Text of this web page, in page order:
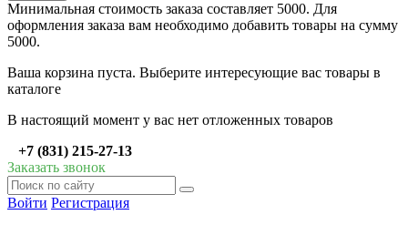
Минимальная стоимость заказа составляет 5000. Для
оформления заказа вам необходимо добавить товары на сумму
5000.
Ваша корзина пуста. Выберите интересующие вас товары в
каталоге
В настоящий момент у вас нет отложенных товаров
+7 (831) 215-27-13
Заказать звонок
Войти Регистрация